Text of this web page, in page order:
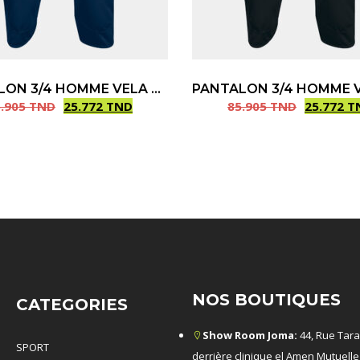
PANTALON 3/4 HOMME VELA BLEU MARINE
TND 25.772 TND
85.905TND 25.772
CATEGORIES
SPORT
NOS BOUTIQUES
Show Room Joma: 44, Rue
derrière clinique el Amen Mutuelle